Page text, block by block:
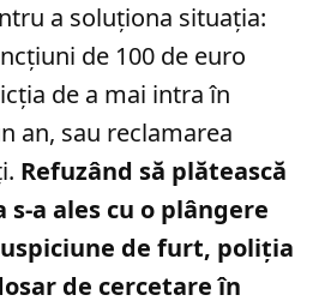
a soluționa situația:
de 100 de euro
de a mai intra în
an, sau reclamarea
Refuzând să plătească
a ales cu o plângere
de furt, poliția
de cercetare în